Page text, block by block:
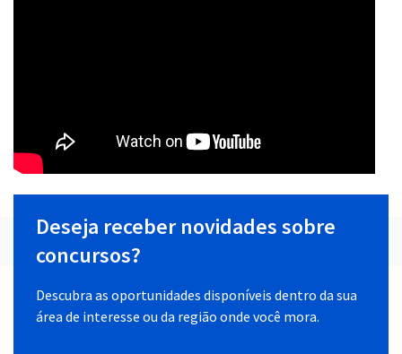
Deseja receber novidades sobre
concursos?
Descubra as oportunidades disponíveis dentro da sua
área de interesse ou da região onde você mora.